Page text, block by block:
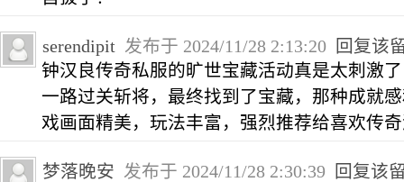
serendipit 发布于 2024/11/28 2:13:20 回复该
钟汉良传奇私服的旷世宝藏活动真是太刺激
一路过关斩将，最终找到了宝藏，那种成就
戏画面精美，玩法丰富，强烈推荐给喜欢传
梦落晚安 发布于 2024/11/28 2:30:39
回复该